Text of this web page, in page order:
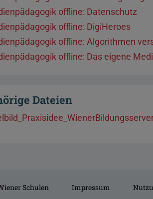
offline: Datenschutz
offline: DigiHeroes
offline: Algorithmen
offline: Das eigene
Dateien
Schulen Impressum